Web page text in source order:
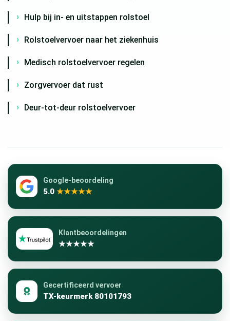
Hulp bij in- en uitstappen rolstoel
Rolstoelvervoer naar het ziekenhuis
Medisch rolstoelvervoer regelen
Zorgvervoer dat rust
Deur-tot-deur rolstoelvervoer
Google-beoordeling
5.0 ★★★★★
Klantbeoordelingen
★★★★★
Gecertificeerd vervoer
TX-keurmerk 80101793